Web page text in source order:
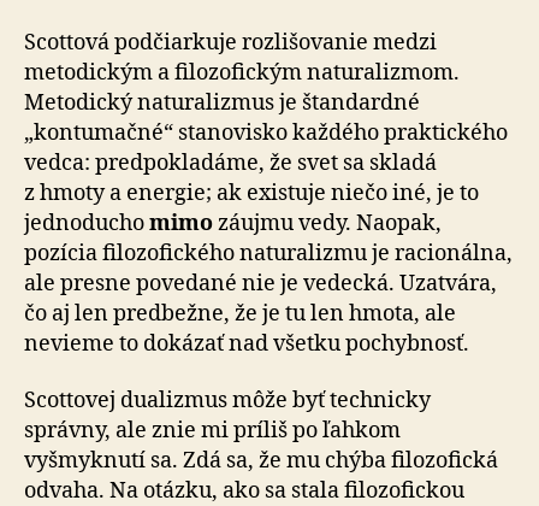
Scottová podčiarkuje rozlišovanie medzi
metodickým a filozofickým naturalizmom.
Metodický naturalizmus je štandardné
„kontumačné“ stanovisko kaž­dé­ho prak­tic­kého
vedca: predpokladáme, že svet sa skladá
z hmoty a energie; ak existuje niečo iné, je to
jednoduchomimozáujmu vedy. Naopak,
pozícia filozofického naturalizmu je racionálna,
ale presne povedané nie je vedecká. Uza­tvá­ra,
čo aj len predbežne, že je tu len hmota, ale
nevieme to dokázať nad všetku pochybnosť.
Scottovej dualizmus môže byť technicky
správny, ale znie mi príliš po ľahkom
vyšmyknutí sa. Zdá sa, že mu chýba filozofická
odvaha. Na otázku, ako sa stala filozofickou